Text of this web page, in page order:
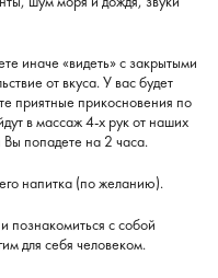
иначе «видеть» с закрытыми
от вкуса. У вас будет
приятные прикосновения по
в массаж 4-х рук от наших
попадете на 2 часа.
напитка (по желанию).
познакомиться с собой
для себя человеком.